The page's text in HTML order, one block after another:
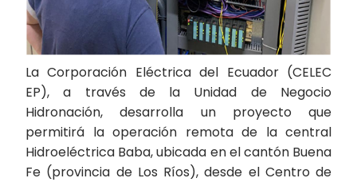
La Corporación Eléctrica del Ecuador (CELEC
EP), a través de la Unidad de Negocio
Hidronación, desarrolla un proyecto que
permitirá la operación remota de la central
Hidroeléctrica Baba, ubicada en el cantón Buena
Fe (provincia de Los Ríos), desde el Centro de